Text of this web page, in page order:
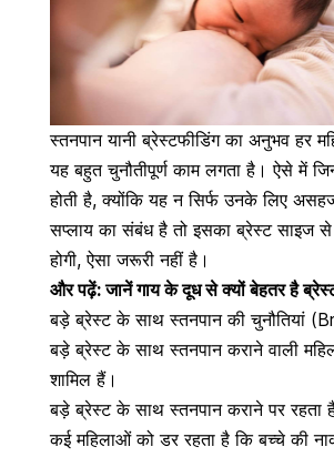
स्तनपान यानी ब्रेस्टफीडिंग का अनुभव हर
यह बहुत चुनौतीपूर्ण काम लगता है। ऐसे में
होती है, क्योंकि यह न सिर्फ उनके लिए
सप्लाय का संबंध है तो इसका ब्रेस्ट साइज
होगी, ऐसा जरूरी नहीं है।
और पढ़ें:जानें गाय के दूध से क्यों बेहतर है
बड़े ब्रेस्ट के साथ स्तनपान की चुनौतियां
बड़े ब्रेस्ट के साथ स्तनपान कराने वाली
शामिल हैं।
बड़े ब्रेस्ट के साथ स्तनपान कराने पर
कई महिलाओं को डर रहता है कि बच्चे की